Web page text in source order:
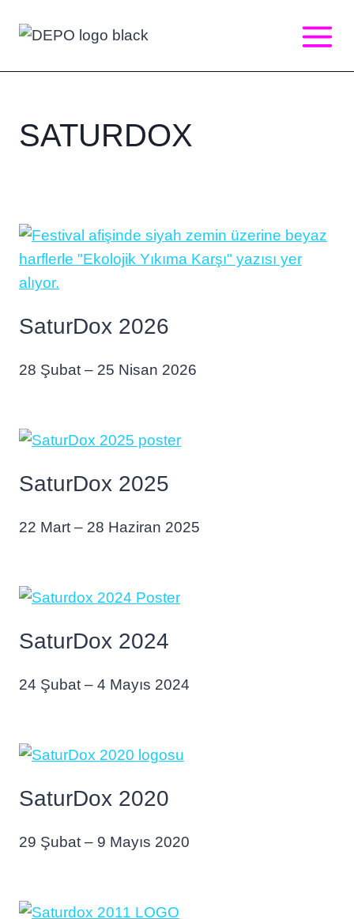
SATURDOX
SaturDox 2026
28 Şubat – 25 Nisan 2026
SaturDox 2025
22 Mart – 28 Haziran 2025
SaturDox 2024
24 Şubat – 4 Mayıs 2024
SaturDox 2020
29 Şubat – 9 Mayıs 2020